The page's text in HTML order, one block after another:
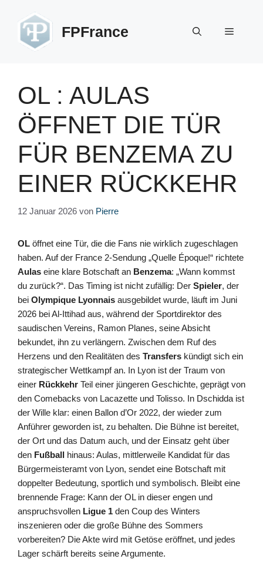
springen
FPFrance Menü
OL : AULAS
ÖFFNET DIE TÜR
FÜR BENZEMA ZU
EINER RÜCKKEHR
12 Januar 2026 von Pierre
OL öffnet eine Tür, die die Fans nie wirklich zugeschlagen
haben. Auf der France 2-Sendung „Quelle Époque!“ richtete
Aulas eine klare Botschaft an Benzema: „Wann kommst
du zurück?“. Das Timing ist nicht zufällig: Der Spieler, der
bei Olympique Lyonnais ausgebildet wurde, läuft im Juni
2026 bei Al-Ittihad aus, während der Sportdirektor des
saudischen Vereins, Ramon Planes, seine Absicht
bekundet, ihn zu verlängern. Zwischen dem Ruf des
Herzens und den Realitäten des Transfers kündigt sich ein
strategischer Wettkampf an. In Lyon ist der Traum von
einer Rückkehr Teil einer jüngeren Geschichte, geprägt von
den Comebacks von Lacazette und Tolisso. In Dschidda ist
der Wille klar: einen Ballon d’Or 2022, der wieder zum
Anführer geworden ist, zu behalten. Die Bühne ist bereitet,
der Ort und das Datum auch, und der Einsatz geht über
den Fußball hinaus: Aulas, mittlerweile Kandidat für das
Bürgermeisteramt von Lyon, sendet eine Botschaft mit
doppelter Bedeutung, sportlich und symbolisch. Bleibt eine
brennende Frage: Kann der OL in dieser engen und
anspruchsvollen Ligue 1 den Coup des Winters
inszenieren oder die große Bühne des Sommers
vorbereiten? Die Akte wird mit Getöse eröffnet, und jedes
Lager schärft bereits seine Argumente.